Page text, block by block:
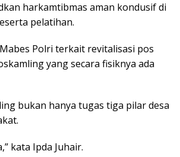
harkamtibmas aman kondusif di
pelatihan.
Polri terkait revitalisasi pos
yang secara fisiknya ada
bukan hanya tugas tiga pilar desa
kata Ipda Juhair.